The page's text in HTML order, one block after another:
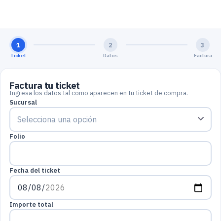
1
Ticket
2
Datos
3
Factura
Factura tu ticket
Ingresa los datos tal como aparecen en tu ticket de compra.
Sucursal
Folio
Fecha del ticket
Importe total